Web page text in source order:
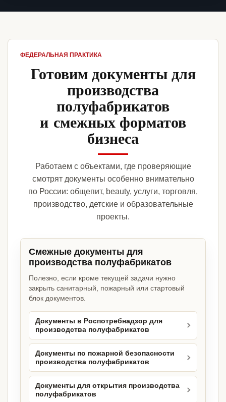
ФЕДЕРАЛЬНАЯ ПРАКТИКА
Готовим документы для
производства
полуфабрикатов
и смежных форматов
бизнеса
Работаем с объектами, где проверяющие
смотрят документы особенно внимательно
по России: общепит, beauty, услуги, торговля,
производство, детские и образовательные
проекты.
Смежные документы для
производства полуфабрикатов
Полезно, если кроме текущей задачи нужно
закрыть санитарный, пожарный или стартовый
блок документов.
Документы в Роспотребнадзор для
производства полуфабрикатов
Документы по пожарной безопасности
производства полуфабрикатов
Документы для открытия производства
полуфабрикатов